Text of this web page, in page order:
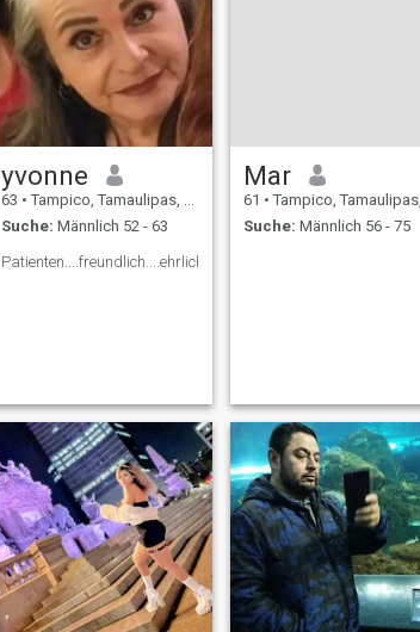
yvonne
63 • Tampico, Tamaulipas, Mexiko
Suche: Männlich 52 - 63
Patienten....freundlich....ehrlich
Mar
61 • Tampico, Tamaulipas, Mexiko
Suche: Männlich 56 - 75